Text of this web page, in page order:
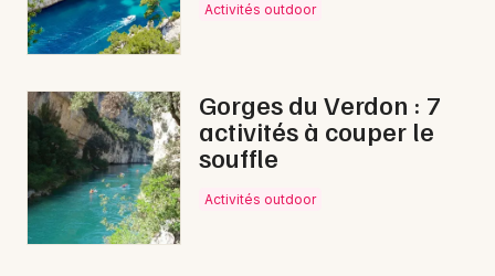
Artistes en tournée
Magazine à Manosque
Activités outdoor
Gorges du Verdon : 7
activités à couper le
souffle
Activités outdoor